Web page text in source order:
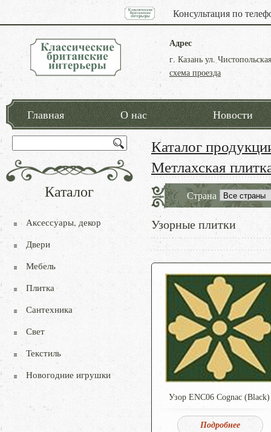
Консультация по
Адрес
г. Казань ул.
схема проезда
Главная О нас Новости
Каталог
Метлахская
Страна
Узорные плитки
Узор ENC06 Cognac (Black)
Подробнее
Каталог
Аксессуары, декор
Двери
Мебель
Плитка
Сантехника
Свет
Текстиль
Новогодние игрушки